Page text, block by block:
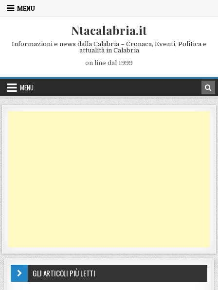
Skip to content
MENU
Ntacalabria.it
Informazioni e news dalla Calabria – Cronaca, Eventi, Politica e
attualità in Calabria
on line dal 1999
MENU
GLI ARTICOLI PIÙ LETTI